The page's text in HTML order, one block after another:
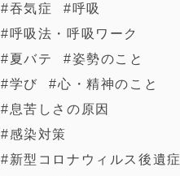
吞気症
呼吸
呼吸法・呼吸ワーク
夏バテ
姿勢のこと
学び
心・精神のこと
息苦しさの原因
感染対策
新型コロナウィルス後遺症